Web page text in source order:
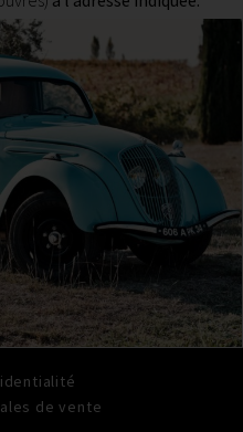
de vente